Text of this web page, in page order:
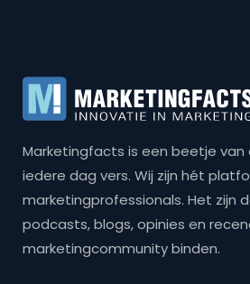
Marketingfacts is een beetje van
iedere dag vers. Wij zijn hét
marketingprofessionals. Het zijn
podcasts, blogs, opinies en
marketingcommunity binden.